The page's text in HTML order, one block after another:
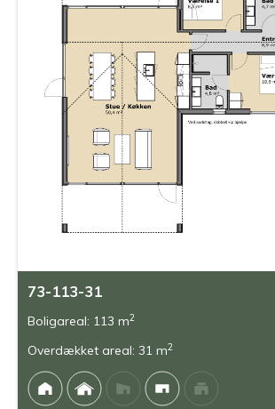
73-113-31
Boligareal: 113 m2
Overdækket areal: 31 m2